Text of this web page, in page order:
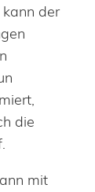
der
die
mit